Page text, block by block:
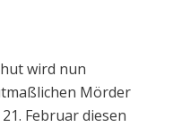
wird nun
Mörder
Februar diesen